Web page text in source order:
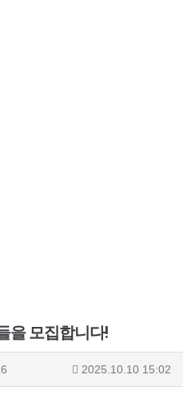
을 모집합니다!
2025.10.10 15:02